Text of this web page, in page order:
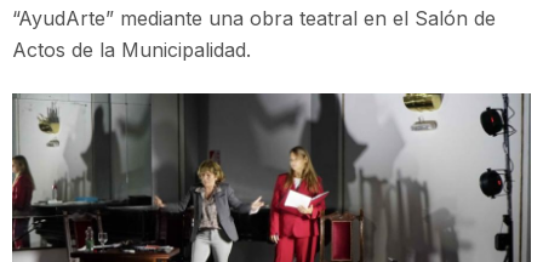
“AyudArte” mediante una obra teatral en el Salón de
Actos de la Municipalidad.